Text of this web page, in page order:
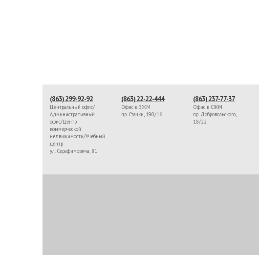
(863) 299-92-92
Центральный офис/
Административный
офис/Центр
коммерческой
недвижимости/Учебный
центр
ул. Серафимовича, 81
(863) 22-22-444
Офис в ЗЖМ
пр. Стачки, 190/16
(863) 237-77-37
Офис в СЖМ
пр. Добровольского,
18/22